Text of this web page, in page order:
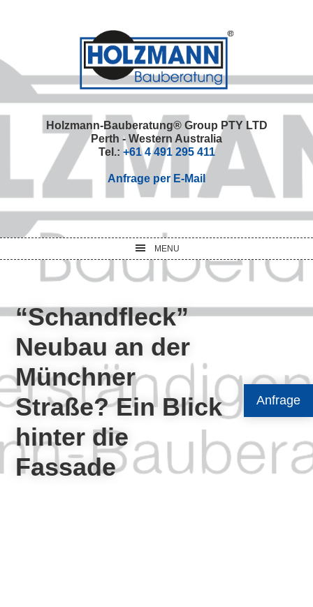
Anfrage
navigation
content
sidebar
Holzmann-Bauberatung® Group PTY LTD
Perth - Western Australia
Tel.: +61 4 491 295 411
Anfrage per E-Mail
MENU
“Schandfleck”
Neubau an der
Münchner
Straße? Ein Blick
hinter die
Fassade